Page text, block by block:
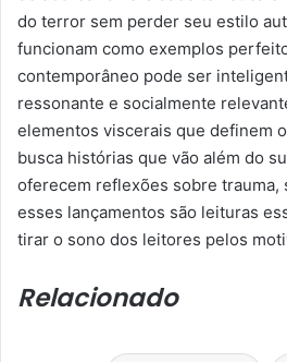
do terror sem perder seu estilo
funcionam como exemplos
contemporâneo pode ser
ressonante e socialmente
elementos viscerais que definem
busca histórias que vão além do
oferecem reflexões sobre trauma,
esses lançamentos são leituras
tirar o sono dos leitores pelos
Relacionado